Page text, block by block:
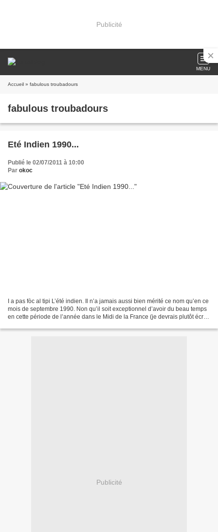
Publicité
MENU
Accueil » fabulous troubadours
fabulous troubadours
Eté Indien 1990...
Publié le 02/07/2011 à 10:00
Par okoc
I a pas fòc al tipi L’été indien. Il n’a jamais aussi bien mérité ce nom qu’en ce
mois de septembre 1990. Non qu’il soit exceptionnel d’avoir du beau temps
en cette période de l’année dans le Midi de la France (je devrais plutôt écrire
Publicité